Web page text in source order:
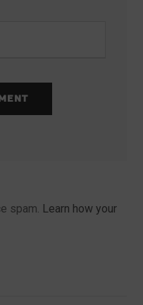
spam. Learn how your